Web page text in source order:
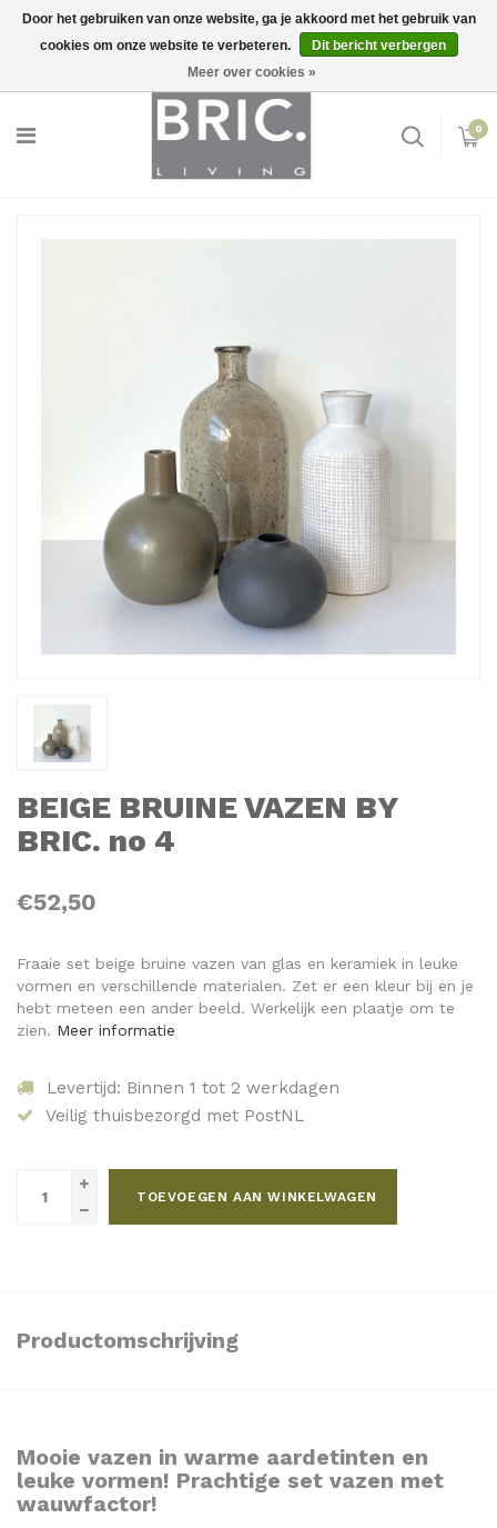
Inloggen
0
BEIGE BRUINE VAZEN BY
BRIC. no 4
€52,50
Fraaie set beige bruine vazen van glas en keramiek in leuke
vormen en verschillende materialen. Zet er een kleur bij en je
hebt meteen een ander beeld. Werkelijk een plaatje om te
zien. Meer informatie
Levertijd: Binnen 1 tot 2 werkdagen
Veilig thuisbezorgd met PostNL
TOEVOEGEN AAN WINKELWAGEN
Productomschrijving
Mooie vazen in warme aardetinten en
leuke vormen! Prachtige set vazen met
wauwfactor!
Door het gebruiken van onze website, ga je akkoord met het gebruik van
cookies om onze website te verbeteren.
Dit bericht verbergen
Meer over cookies »